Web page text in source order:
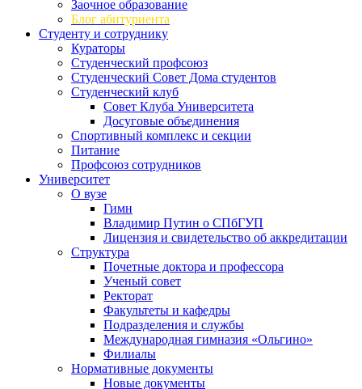
Заочное образование
Блог абитуриента
Студенту и сотруднику
Кураторы
Студенческий профсоюз
Студенческий Совет Дома студентов
Студенческий клуб
Совет Клуба Университета
Досуговые объединения
Спортивный комплекс и секции
Питание
Профсоюз сотрудников
Университет
О вузе
Гимн
Владимир Путин о СПбГУП
Лицензия и свидетельство об аккредитации
Структура
Почетные доктора и профессора
Ученый совет
Ректорат
Факультеты и кафедры
Подразделения и службы
Международная гимназия «Ольгино»
Филиалы
Нормативные документы
Новые документы